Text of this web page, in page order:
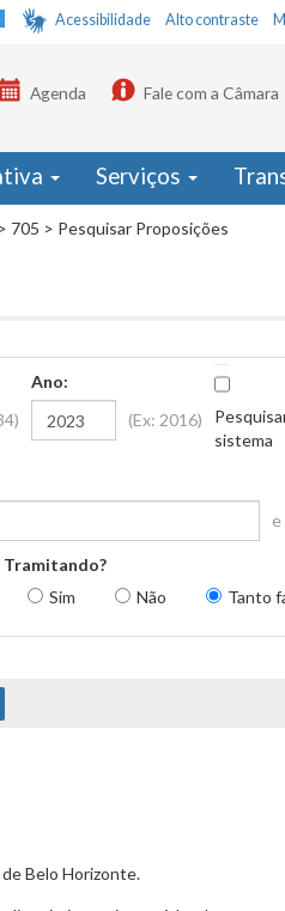
Acessibilidade Alto contraste
Agenda Fale com a Câmara
Serviços
> 705 > Pesquisar Proposições
Ano:
(Ex: 2016)
sistema
e
Tramitando?
Sim
Não Tanto
Belo Horizonte.